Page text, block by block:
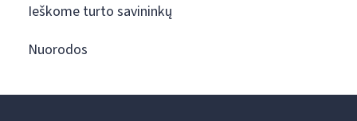
Ieškome turto savininkų
Nuorodos